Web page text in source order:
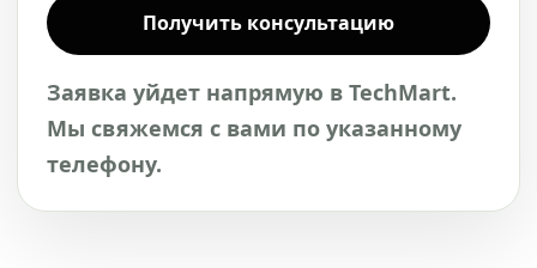
Получить консультацию
Заявка уйдет напрямую в TechMart.
Мы свяжемся с вами по указанному
телефону.